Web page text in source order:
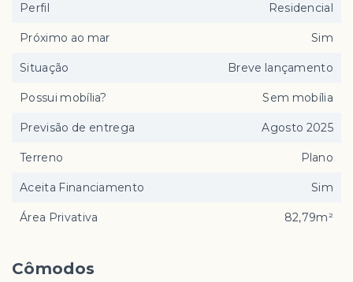
Cômodos
Perfil Residencial
Próximo ao mar Sim
Situação Breve lançamento
Possui mobília? Sem mobília
Previsão de entrega Agosto 2025
Terreno Plano
Aceita Financiamento Sim
Área Privativa 82,79m²